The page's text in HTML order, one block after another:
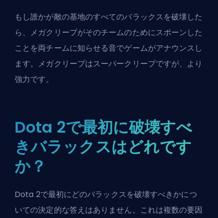
もし誰かが敵の基地のすべてのバラックスを破壊した
ら、メガクリープがそのチームのためにスポーンした
ことを両チームに知らせる音でゲームがアナウンスし
ます。メガクリープはスーパークリープですが、より
強力です。
Dota 2で最初に破壊すべ
きバラックスはどれです
か？
Dota 2で最初にどのバラックスを破壊すべきかにつ
いての決定的な答えはありません。これは複数の要因